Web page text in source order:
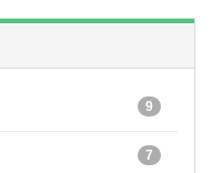
9
7